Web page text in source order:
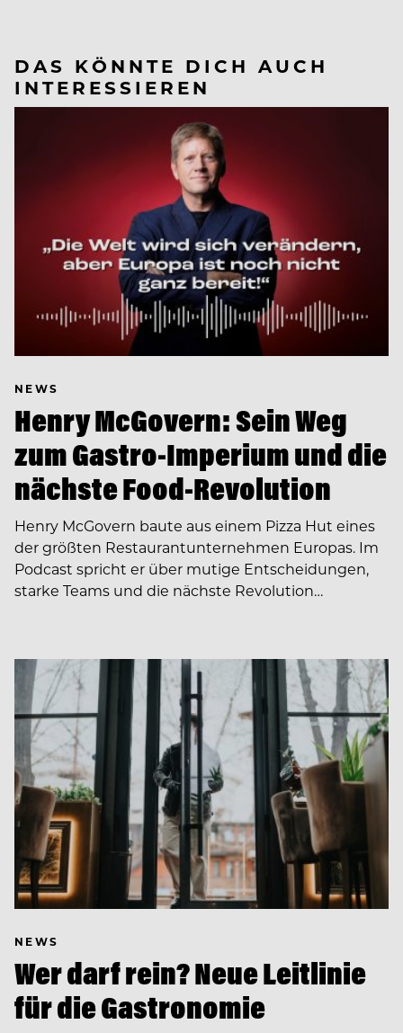
DAS KÖNNTE DICH AUCH
INTERESSIEREN
NEWS
Henry McGovern: Sein Weg
zum Gastro-Imperium und die
nächste Food-Revolution
Henry McGovern baute aus einem Pizza Hut eines
der größten Restaurantunternehmen Europas. Im
Podcast spricht er über mutige Entscheidungen,
starke Teams und die nächste Revolution…
NEWS
Wer darf rein? Neue Leitlinie
für die Gastronomie